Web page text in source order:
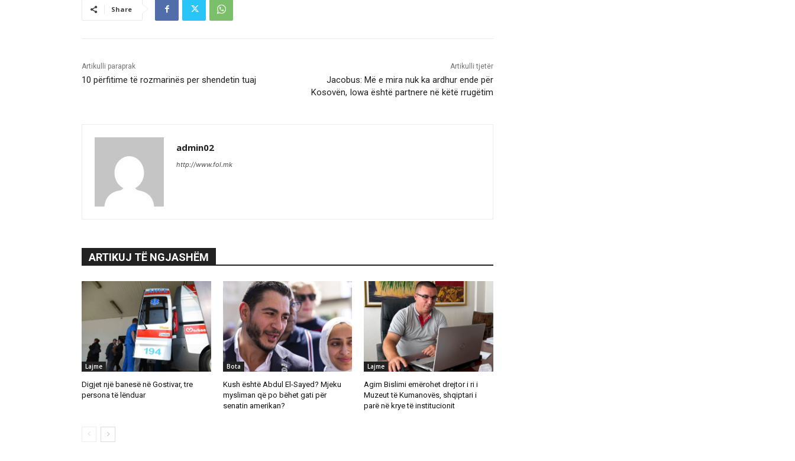
Share
Artikulli paraprak
10 përfitime të rozmarinës per shendetin tuaj
Artikulli tjetër
Jacobus: Më e mira nuk ka ardhur ende për
Kosovën, Iowa është partnere në këtë rrugëtim
admin02
http://www.fol.mk
ARTIKUJ TË NGJASHËM
Lajme
Digjet një banesë në Gostivar, tre
persona të lënduar
Bota
Kush është Abdul El-Sayed? Mjeku
mysliman që po bëhet gati për
senatin amerikan?
Lajme
Agim Bislimi emërohet drejtor i ri i
Muzeut të Kumanovës, shqiptari i
parë në krye të institucionit